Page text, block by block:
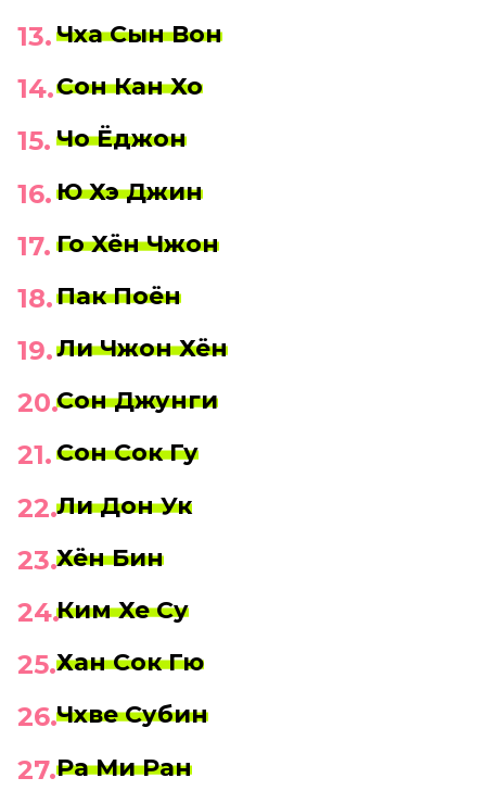
Чха Сын Вон
Сон Кан Хо
Чо Ёджон
Ю Хэ Джин
Го Хён Чжон
Пак Поён
Ли Чжон Хён
Сон Джунги
Сон Сок Гу
Ли Дон Ук
Хён Бин
Ким Хе Су
Хан Сок Гю
Чхве Субин
Ра Ми Ран